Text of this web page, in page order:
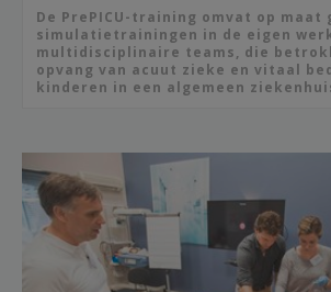
De PrePICU-training omvat op maat
simulatietrainingen in de eigen
multidisciplinaire teams, die
opvang van acuut zieke en vitaal
kinderen in een algemeen